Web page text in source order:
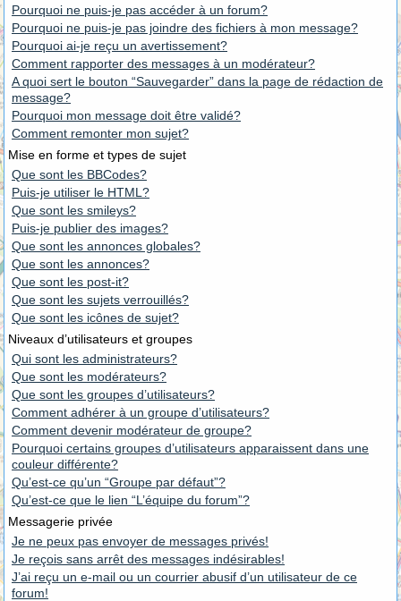
Pourquoi ne puis-je pas accéder à un forum?
Pourquoi ne puis-je pas joindre des fichiers à mon message?
Pourquoi ai-je reçu un avertissement?
Comment rapporter des messages à un modérateur?
A quoi sert le bouton “Sauvegarder” dans la page de rédaction de
message?
Pourquoi mon message doit être validé?
Comment remonter mon sujet?
Mise en forme et types de sujet
Que sont les BBCodes?
Puis-je utiliser le HTML?
Que sont les smileys?
Puis-je publier des images?
Que sont les annonces globales?
Que sont les annonces?
Que sont les post-it?
Que sont les sujets verrouillés?
Que sont les icônes de sujet?
Niveaux d’utilisateurs et groupes
Qui sont les administrateurs?
Que sont les modérateurs?
Que sont les groupes d’utilisateurs?
Comment adhérer à un groupe d’utilisateurs?
Comment devenir modérateur de groupe?
Pourquoi certains groupes d’utilisateurs apparaissent dans une
couleur différente?
Qu’est-ce qu’un “Groupe par défaut”?
Qu’est-ce que le lien “L’équipe du forum”?
Messagerie privée
Je ne peux pas envoyer de messages privés!
Je reçois sans arrêt des messages indésirables!
J’ai reçu un e-mail ou un courrier abusif d’un utilisateur de ce
forum!